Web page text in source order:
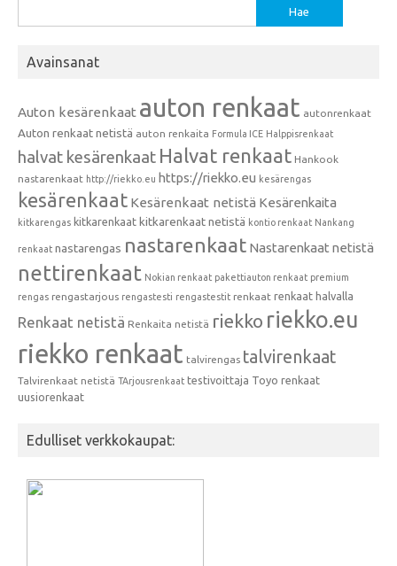
Avainsanat
Auton kesärenkaat auton renkaat autonrenkaat
Auton renkaat netistä auton renkaita Formula ICE Halppisrenkaat
halvat kesärenkaat Halvat renkaat Hankook
nastarenkaat http://riekko.eu https://riekko.eu kesärengas
kesärenkaat Kesärenkaat netistä Kesärenkaita
kitkarengas kitkarenkaat kitkarenkaat netistä kontio renkaat Nankang
renkaat nastarengas nastarenkaat Nastarenkaat netistä
nettirenkaat Nokian renkaat pakettiauton renkaat premium
rengas rengastarjous rengastesti rengastestit renkaat renkaat halvalla
Renkaat netistä Renkaita netistä riekko riekko.eu
riekko renkaat talvirengas talvirenkaat
Talvirenkaat netistä TArjousrenkaat testivoittaja Toyo renkaat
uusiorenkaat
Edulliset verkkokaupat: